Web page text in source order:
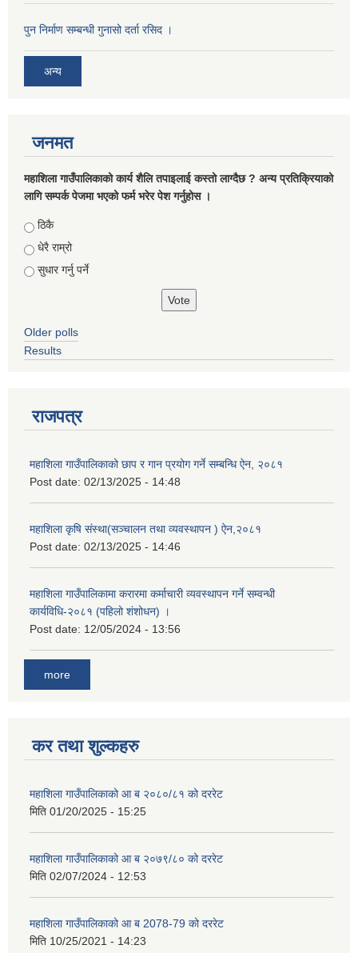
पुन निर्माण सम्बन्धी गुनासो दर्ता रसिद ।
अन्य
जनमत
महाशिला गाउँपालिकाको कार्य शैलि तपाइलाई कस्तो लाग्दैछ ? अन्य प्रतिक्रियाको
लागि सम्पर्क पेजमा भएको फर्म भरेर पेश गर्नुहोस ।
Choices
ठिकै
धेरै राम्रो
सुधार गर्नु पर्ने
Older polls
Results
राजपत्र
महाशिला गाउँपालिकाको छाप र गान प्रयोग गर्ने सम्बन्धि ऐन, २०८१
Post date: 02/13/2025 - 14:48
महाशिला कृषि संस्था(सञ्चालन तथा व्यवस्थापन ) ऐन,२०८१
Post date: 02/13/2025 - 14:46
महाशिला गाउँपालिकामा करारमा कर्माचारी व्यवस्थापन गर्ने सम्वन्धी
कार्यविधि-२०८१ (पहिलो शंशोधन) ।
Post date: 12/05/2024 - 13:56
more
कर तथा शुल्कहरु
महाशिला गाउँपालिकाको आ ब २०८०/८१ को दररेट
मिति 01/20/2025 - 15:25
महाशिला गाउँपालिकाको आ ब २०७९/८० को दररेट
मिति 02/07/2024 - 12:53
महाशिला गाउँपालिकाको आ ब 2078-79 को दररेट
मिति 10/25/2021 - 14:23